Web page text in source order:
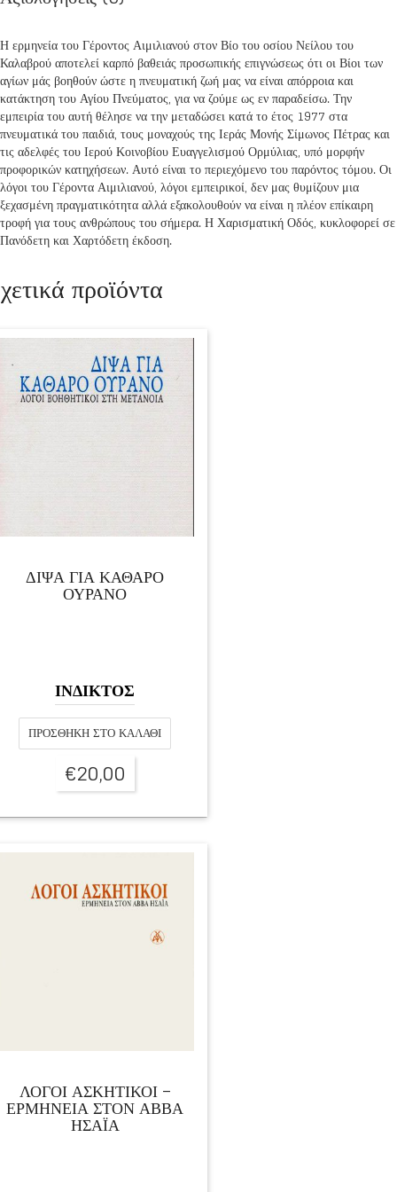
Η ερμηνεία του Γέροντος Αιμιλιανού στον Βίο του οσίου Νείλου του
Καλαβρού αποτελεί καρπό βαθειάς προσωπικής επιγνώσεως ότι οι Βίοι των
αγίων μάς βοηθούν ώστε η πνευματική ζωή μας να είναι απόρροια και
κατάκτηση του Αγίου Πνεύματος, για να ζούμε ως εν παραδείσω. Την
εμπειρία του αυτή θέλησε να την μεταδώσει κατά το έτος 1977 στα
πνευματικά του παιδιά, τους μοναχούς της Ιεράς Μονής Σίμωνος Πέτρας και
τις αδελφές του Ιερού Κοινοβίου Ευαγγελισμού Ορμύλιας, υπό μορφήν
προφορικών κατηχήσεων. Αυτό είναι το περιεχόμενο του παρόντος τόμου. Οι
λόγοι του Γέροντα Αιμιλιανού, λόγοι εμπειρικοί, δεν μας θυμίζουν μια
ξεχασμένη πραγματικότητα αλλά εξακολουθούν να είναι η πλέον επίκαιρη
τροφή για τους ανθρώπους του σήμερα. Η Χαρισματική Οδός, κυκλοφορεί σε
Πανόδετη και Χαρτόδετη έκδοση.
προϊόντα
ΔΙΨΑ ΓΙΑ ΚΑΘΑΡΟ
ΟΥΡΑΝΟ
ΙΝΔΙΚΤΟΣ
ΠΡΟΣΘΉΚΗ ΣΤΟ ΚΑΛΆΘΙ
€20,00
ΛΟΓΟΙ ΑΣΚΗΤΙΚΟΙ –
ΕΡΜΗΝΕΙΑ ΣΤΟΝ ΑΒΒΑ
ΗΣΑΪΑ